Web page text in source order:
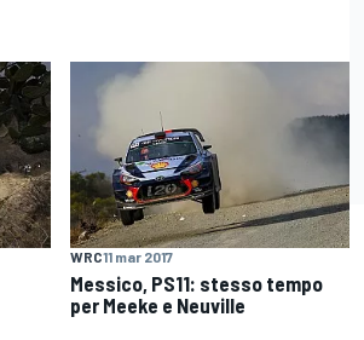
WRC11 mar 2017
Messico, PS11: stesso tempo
per Meeke e Neuville